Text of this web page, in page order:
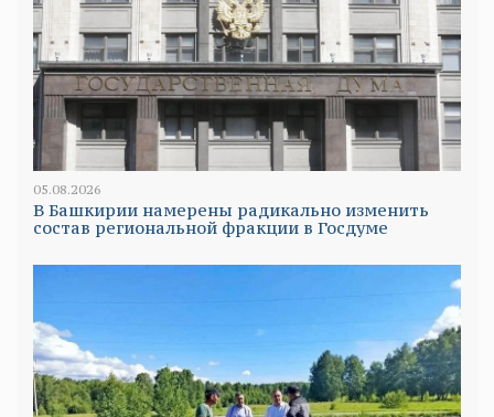
05.08.2026
В Башкирии намерены радикально изменить
состав региональной фракции в Госдуме